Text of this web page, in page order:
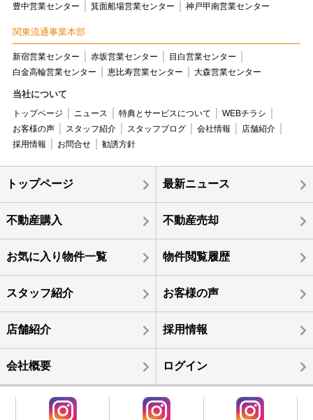
豊中営業センター
箕面船場営業センター 神戸甲南営業センター
関東流通事業本部
新宿営業センター 赤坂営業センター
目白営業センター
白金高輪営業センター
恵比寿営業センター 大森営業センター
当社について
トップページ ニュース 特典とサービスについて
WEBチラシ
お客様の声
スタッフ紹介 スタッフブログ 会社情報
店舗紹介
採用情報
お問合せ 勧誘方針
トップページ 最新ニュース
不動産購入 不動産売却
お気に入り物件一覧 物件閲覧履歴
スタッフ紹介 お客様の声
店舗紹介 採用情報
会社概要 ログイン